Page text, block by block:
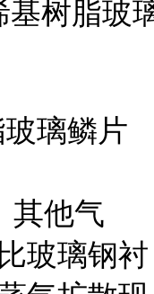
璃鳞片
其他气
玻璃钢衬